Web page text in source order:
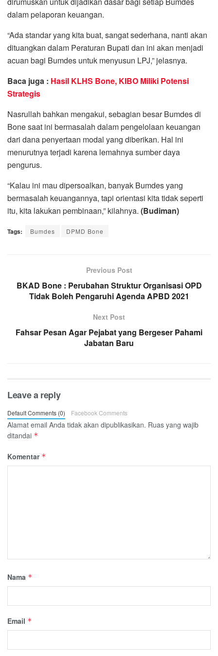
dalam pelaporan keuangan.
“Ada standar yang kita buat, sangat sederhana, nanti akan
dituangkan dalam Peraturan Bupati dan ini akan menjadi
acuan bagi Bumdes untuk menyusun LPJ,” jelasnya.
Baca juga : Hasil KLHS Bone, KIBO Miliki Potensi
Strategis
Nasrullah bahkan mengakui, sebagian besar Bumdes di
Bone saat ini bermasalah dalam pengelolaan keuangan
dari dana penyertaan modal yang diberikan. Hal ini
menurutnya terjadi karena lemahnya sumber daya
pengurus.
“Kalau ini mau dipersoalkan, banyak Bumdes yang
bermasalah keuangannya, tapi orientasi kita tidak seperti
itu, kita lakukan pembinaan,” kilahnya. (Budiman)
Tags: Bumdes DPMD Bone
Previous Post
BKAD Bone : Perubahan Struktur Organisasi OPD
Tidak Boleh Pengaruhi Agenda APBD 2021
Next Post
Fahsar Pesan Agar Pejabat yang Bergeser Pahami
Jabatan Baru
Leave a reply
Default Comments (0) Facebook Comments
Alamat email Anda tidak akan dipublikasikan. Ruas yang wajib
ditandai *
Komentar *
Nama *
Email *